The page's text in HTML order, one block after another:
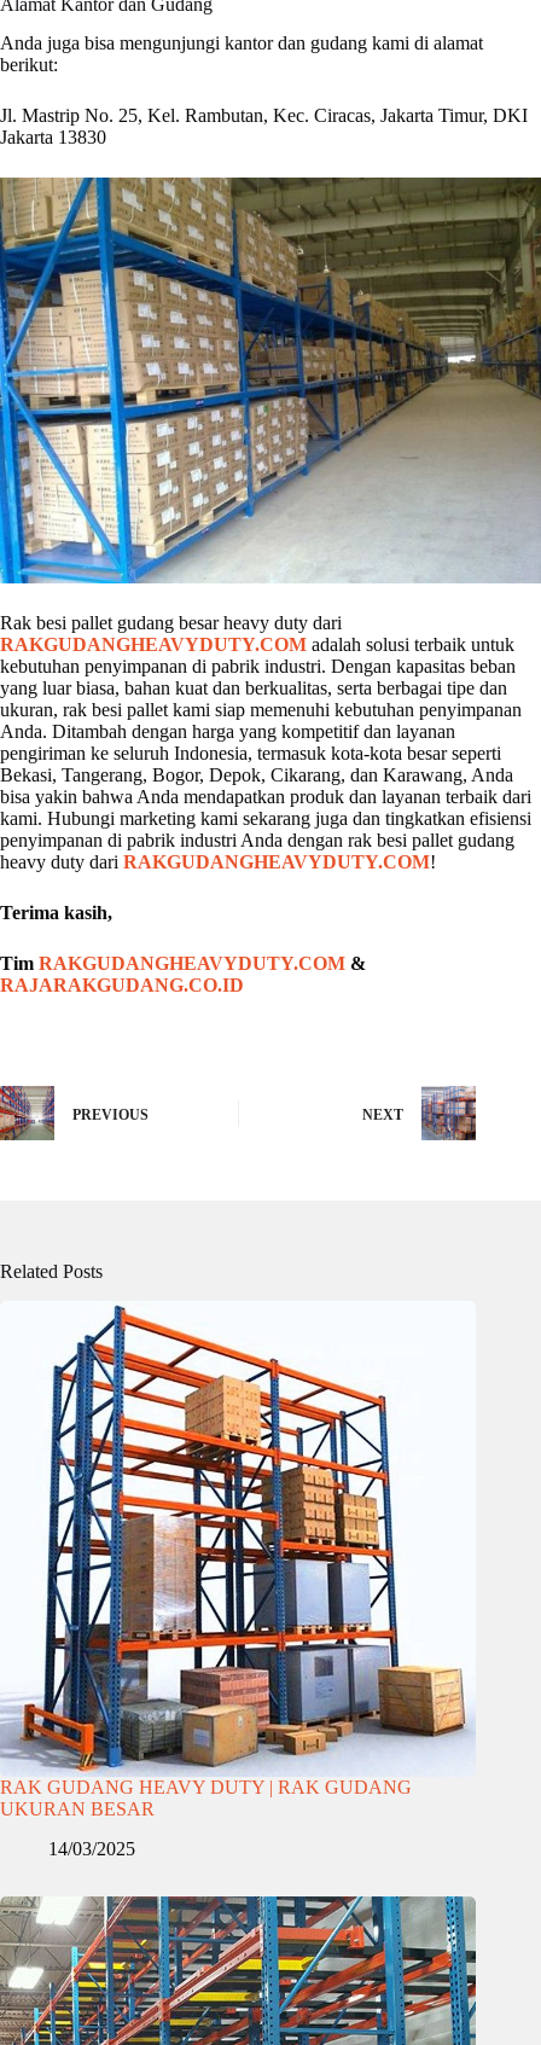
Anda juga bisa mengunjungi kantor dan gudang kami di alamat
berikut:
Jl. Mastrip No. 25, Kel. Rambutan, Kec. Ciracas, Jakarta Timur, DKI
Jakarta 13830
Rak besi pallet gudang besar heavy duty dari
RAKGUDANGHEAVYDUTY.COM adalah solusi terbaik untuk
kebutuhan penyimpanan di pabrik industri. Dengan kapasitas beban
yang luar biasa, bahan kuat dan berkualitas, serta berbagai tipe dan
ukuran, rak besi pallet kami siap memenuhi kebutuhan penyimpanan
Anda. Ditambah dengan harga yang kompetitif dan layanan
pengiriman ke seluruh Indonesia, termasuk kota-kota besar seperti
Bekasi, Tangerang, Bogor, Depok, Cikarang, dan Karawang, Anda
bisa yakin bahwa Anda mendapatkan produk dan layanan terbaik dari
kami. Hubungi marketing kami sekarang juga dan tingkatkan efisiensi
penyimpanan di pabrik industri Anda dengan rak besi pallet gudang
heavy duty dari RAKGUDANGHEAVYDUTY.COM!
Terima kasih,
Tim RAKGUDANGHEAVYDUTY.COM &
RAJARAKGUDANG.CO.ID
PREVIOUS NEXT
Related Posts
RAK GUDANG HEAVY DUTY | RAK GUDANG
UKURAN BESAR
14/03/2025